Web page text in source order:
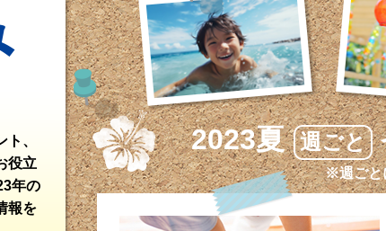
、
役立
年の
報を
2023夏 週ごと
※週ごと